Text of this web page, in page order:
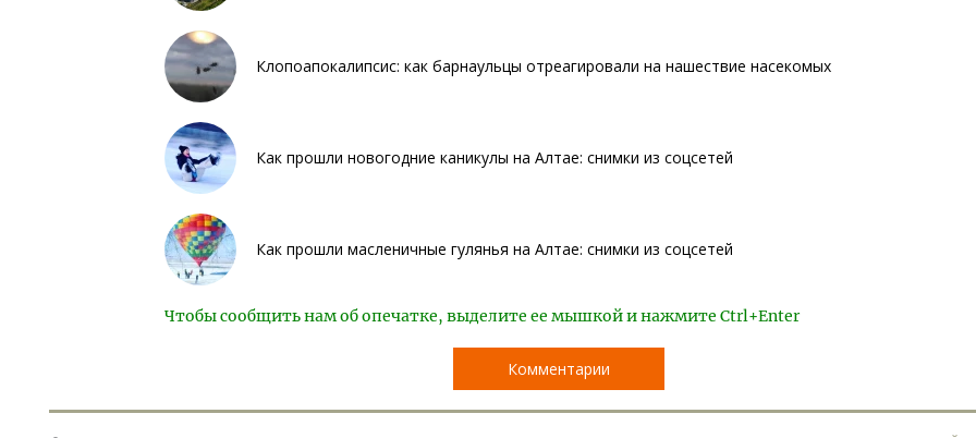
Клопоапокалипсис: как барнаульцы отреагировали на нашествие насекомых
Как прошли новогодние каникулы на Алтае: снимки из соцсетей
Как прошли масленичные гулянья на Алтае: снимки из соцсетей
Чтобы сообщить нам об опечатке, выделите ее мышкой и нажмите Ctrl+Enter
Комментарии